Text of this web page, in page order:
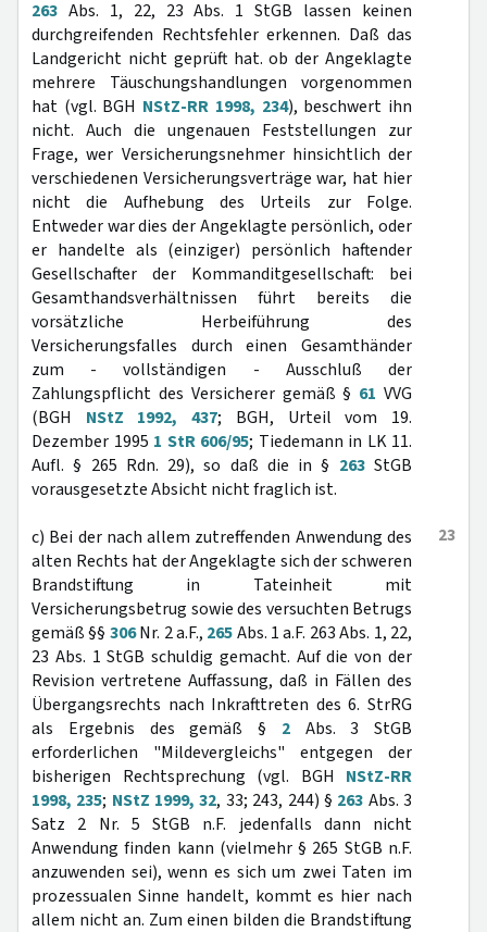
263 Abs. 1, 22, 23 Abs. 1 StGB lassen keinen
durchgreifenden Rechtsfehler erkennen. Daß das
Landgericht nicht geprüft hat. ob der Angeklagte
mehrere Täuschungshandlungen vorgenommen
hat (vgl. BGH NStZ-RR 1998, 234), beschwert ihn
nicht. Auch die ungenauen Feststellungen zur
Frage, wer Versicherungsnehmer hinsichtlich der
verschiedenen Versicherungsverträge war, hat hier
nicht die Aufhebung des Urteils zur Folge.
Entweder war dies der Angeklagte persönlich, oder
er handelte als (einziger) persönlich haftender
Gesellschafter der Kommanditgesellschaft: bei
Gesamthandsverhältnissen führt bereits die
vorsätzliche Herbeiführung des
Versicherungsfalles durch einen Gesamthänder
zum - vollständigen - Ausschluß der
Zahlungspflicht des Versicherer gemäß § 61 VVG
(BGH NStZ 1992, 437; BGH, Urteil vom 19.
Dezember 1995 1 StR 606/95; Tiedemann in LK 11.
Aufl. § 265 Rdn. 29), so daß die in § 263StGB
vorausgesetzte Absicht nicht fraglich ist.
23
c) Bei der nach allem zutreffenden Anwendung des
alten Rechts hat der Angeklagte sich der schweren
Brandstiftung in Tateinheit mit
Versicherungsbetrug sowie des versuchten Betrugs
gemäß §§ 306Nr. 2 a.F., 265Abs. 1 a.F. 263 Abs. 1, 22,
23 Abs. 1 StGB schuldig gemacht. Auf die von der
Revision vertretene Auffassung, daß in Fällen des
Übergangsrechts nach Inkrafttreten des 6. StrRG
als Ergebnis des gemäß § 2Abs. 3 StGB
erforderlichen "Mildevergleichs" entgegen der
bisherigen Rechtsprechung (vgl. BGH NStZ-RR
1998, 235; NStZ 1999, 32, 33; 243, 244) § 263 Abs. 3
Satz 2 Nr. 5 StGB n.F. jedenfalls dann nicht
Anwendung finden kann (vielmehr § 265 StGB n.F.
anzuwenden sei), wenn es sich um zwei Taten im
prozessualen Sinne handelt, kommt es hier nach
allem nicht an. Zum einen bilden die Brandstiftung